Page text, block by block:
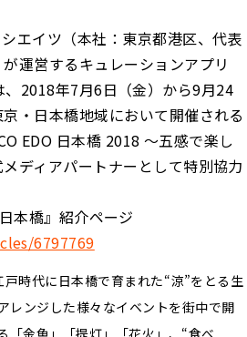
エイツ（本社：東京都港区、代表
運営するキュレーションアプリ
2018年7月6日（金）から9月24
・日本橋地域において開催される
EDO 日本橋 2018 ～五感で楽し
ディアパートナーとして特別協力
本橋』紹介ページ
6797769
戸時代に日本橋で育まれた“涼”をとる生
レンジした様々なイベントを街中で開